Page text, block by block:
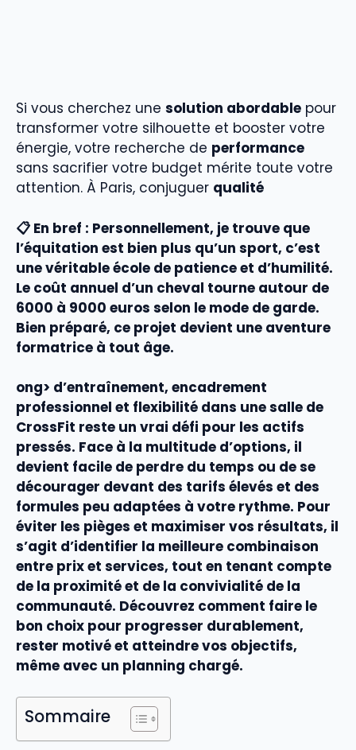
Si vous cherchez une solution abordable pour
transformer votre silhouette et booster votre
énergie, votre recherche de performance
sans sacrifier votre budget mérite toute votre
attention. À Paris, conjuguer qualité
📋 En bref : Personnellement, je trouve que
l’équitation est bien plus qu’un sport, c’est
une véritable école de patience et d’humilité.
Le coût annuel d’un cheval tourne autour de
6000 à 9000 euros selon le mode de garde.
Bien préparé, ce projet devient une aventure
formatrice à tout âge.
ong> d’entraînement, encadrement
professionnel et flexibilité dans une salle de
CrossFit reste un vrai défi pour les actifs
pressés. Face à la multitude d’options, il
devient facile de perdre du temps ou de se
décourager devant des tarifs élevés et des
formules peu adaptées à votre rythme. Pour
éviter les pièges et maximiser vos résultats, il
s’agit d’identifier la meilleure combinaison
entre prixet services, tout en tenant compte
de la proximitéet de la convivialité de la
communauté. Découvrez comment faire le
bon choix pour progresser durablement,
rester motivé et atteindre vos objectifs,
même avec un planning chargé.
Sommaire